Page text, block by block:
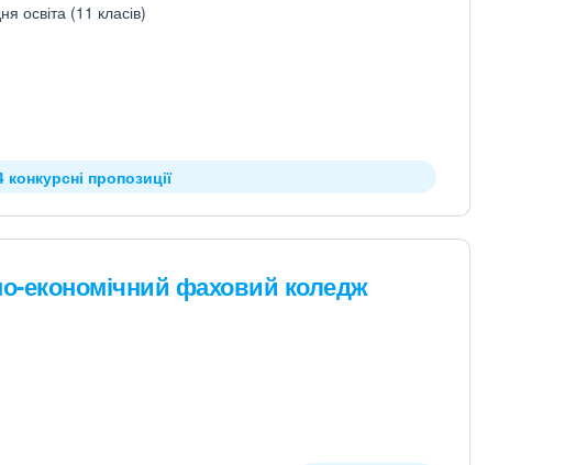
освіта (11 класів)
конкурсні пропозиції
економічний фаховий коледж